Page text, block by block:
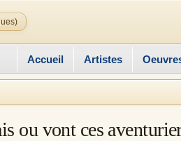
Accueil Artistes
ou vont ces